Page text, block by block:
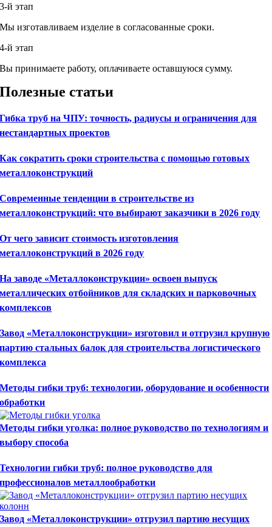
3-й этап
Мы изготавливаем изделие в согласованные сроки.
4-й этап
Вы принимаете работу, оплачиваете оставшуюся сумму.
Полезные статьи
Гибка труб на ЧПУ: точность, радиусы и ограничения для
нестандартных проектов
Как сократить сроки строительства с помощью готовых
металлоконструкций
Современные тенденции в строительстве из
металлоконструкций: что выбирают заказчики в 2026 году
От чего зависит стоимость изготовления
металлоконструкций в 2026 году
На заводе «Металлоконструкции» освоен выпуск
металлических отбойников для складских и парковочных
комплексов
Завод «Металлоконструкции» изготовил и отгрузил крупную
партию стальных балок для строительства логистического
комплекса
Методы гибки труб: технологии, оборудование и особенности
обработки
Методы гибки уголка: полное руководство по технологиям и
выбору способа
Технологии гибки труб: полное руководство для
профессионалов металлообработки
Завод «Металлоконструкции» отгрузил партию несущих